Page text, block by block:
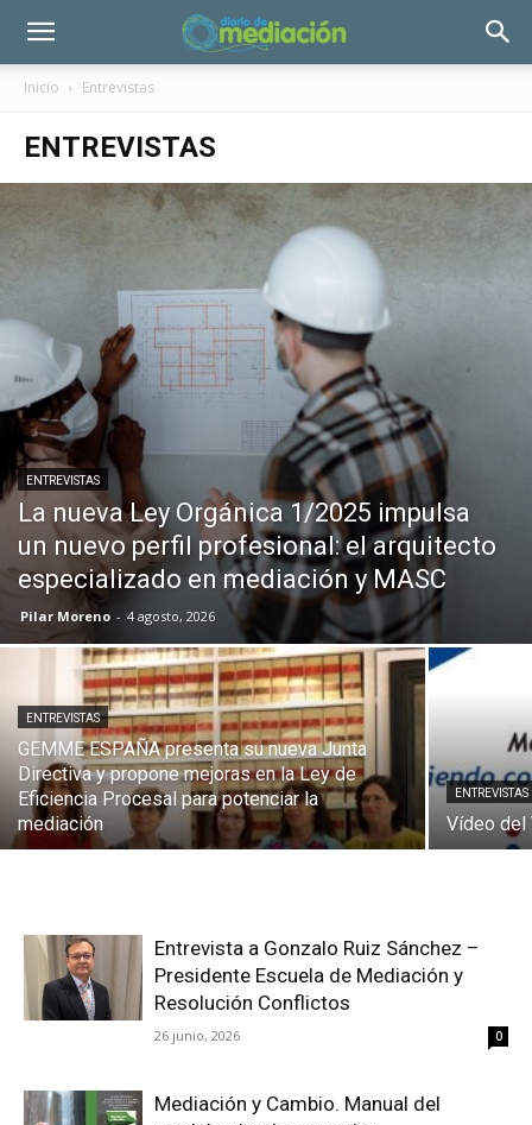
Inicio Entrevistas
ENTREVISTAS
ENTREVISTAS
La nueva Ley Orgánica 1/2025 impulsa
un nuevo perfil profesional: el arquitecto
especializado en mediación y MASC
Pilar Moreno - 4 agosto, 2026
ENTREVISTAS
GEMME ESPAÑA presenta su nueva Junta
Directiva y propone mejoras en la Ley de
Eficiencia Procesal para potenciar la
mediación
ENTREVISTAS
Vídeo del
Entrevista a Gonzalo Ruiz Sánchez –
Presidente Escuela de Mediación y
Resolución Conflictos
26 junio, 2026 0
Mediación y Cambio. Manual del